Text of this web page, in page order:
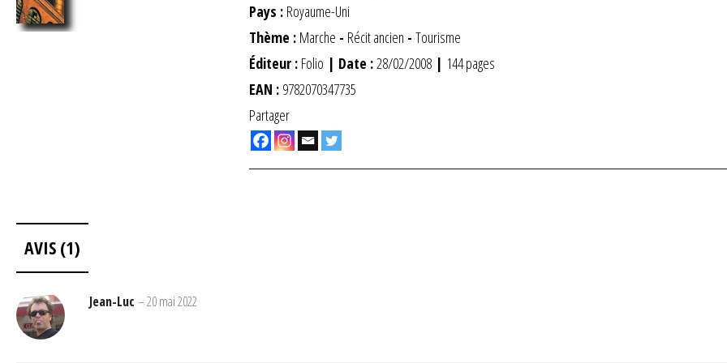
Pays : Royaume-Uni
Thème : Marche - Récit ancien - Tourisme
Éditeur : Folio | Date : 28/02/2008| 144 pages
EAN : 9782070347735
Partager
AVIS (1)
Jean-Luc –20 mai 2022